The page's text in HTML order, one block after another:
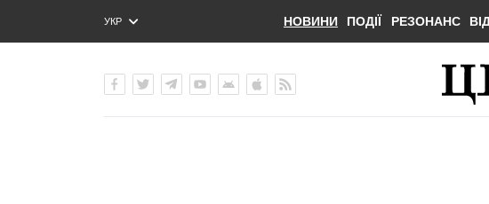
УКР
ENG
НОВИНИ ПОДІЇ РЕЗОНАНС